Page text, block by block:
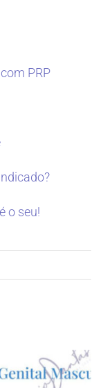
PRP
o seu!